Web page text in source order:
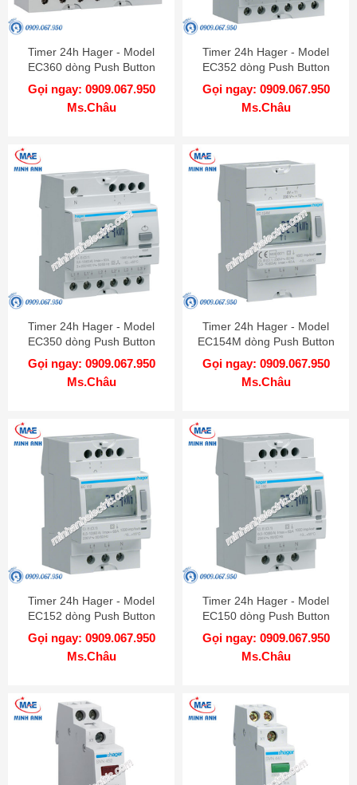
Timer 24h Hager - Model
EC360 dòng Push Button
Gọi ngay: 0909.067.950
Ms.Châu
Timer 24h Hager - Model
EC352 dòng Push Button
Gọi ngay: 0909.067.950
Ms.Châu
Timer 24h Hager - Model
EC350 dòng Push Button
Gọi ngay: 0909.067.950
Ms.Châu
Timer 24h Hager - Model
EC154M dòng Push Button
Gọi ngay: 0909.067.950
Ms.Châu
Timer 24h Hager - Model
EC152 dòng Push Button
Gọi ngay: 0909.067.950
Ms.Châu
Timer 24h Hager - Model
EC150 dòng Push Button
Gọi ngay: 0909.067.950
Ms.Châu